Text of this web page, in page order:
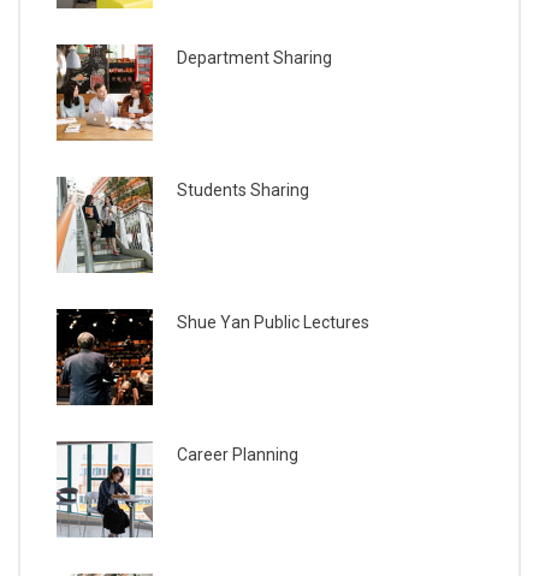
Department Sharing
Students Sharing
Shue Yan Public Lectures
Career Planning